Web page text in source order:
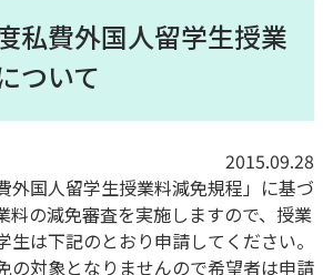
私費外国人留学生授業
ついて
2015.09.28
外国人留学生授業料減免規程」に基づ
料の減免審査を実施しますので、授業
は下記のとおり申請してください。
の対象となりませんので希望者は申請